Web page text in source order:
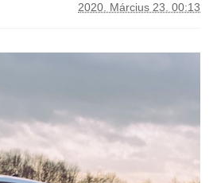
2020. Március 23. 00:13